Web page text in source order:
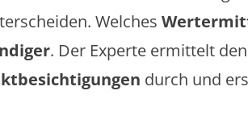
Welches
. Der Experte ermittelt
durch und